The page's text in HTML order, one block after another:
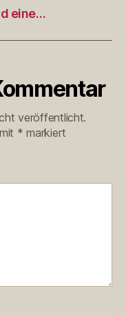
eine…
veröffentlicht.
* markiert